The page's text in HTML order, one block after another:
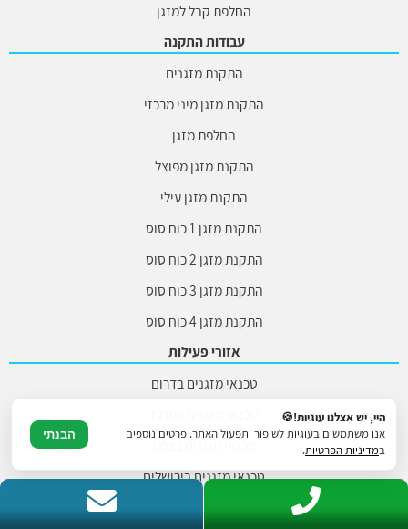
החלפת קבל למזגן
עבודות התקנה
התקנת מזגנים
התקנת מזגן מיני מרכזי
החלפת מזגן
התקנת מזגן מפוצל
התקנת מזגן עילי
התקנת מזגן 1 כוח סוס
התקנת מזגן 2 כוח סוס
התקנת מזגן 3 כוח סוס
התקנת מזגן 4 כוח סוס
אזורי פעילות
טכנאי מזגנים בדרום
טכנאי מזגנים בצפון
טכנאי מזגנים בירושלים
היי, יש אצלנו עוגיות!🍪
אנו משתמשים בעוגיות לשיפור ותפעול האתר. פרטים נוספים
במדיניות הפרטיות.
הבנתי